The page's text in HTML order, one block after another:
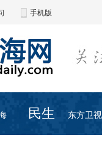
手机版
民生 东方卫视